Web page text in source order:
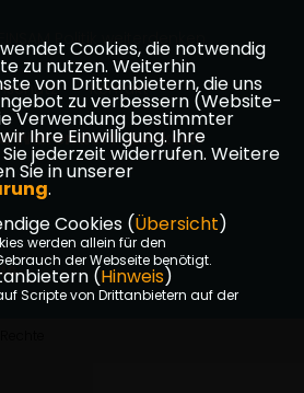
Politik weiterdenken
Kontakt
Warendorf-Beckum
Cookies, die notwendig
zu nutzen. Weiterhin
von Drittanbietern, die uns
zu verbessern (Website-
Verwendung bestimmter
Ihre Einwilligung. Ihre
jederzeit widerrufen. Weitere
Sie in unserer
.
Cookies (Übersicht)
werden allein für den
der Webseite benötigt.
(Hinweis)
Scripte von Drittanbietern auf der